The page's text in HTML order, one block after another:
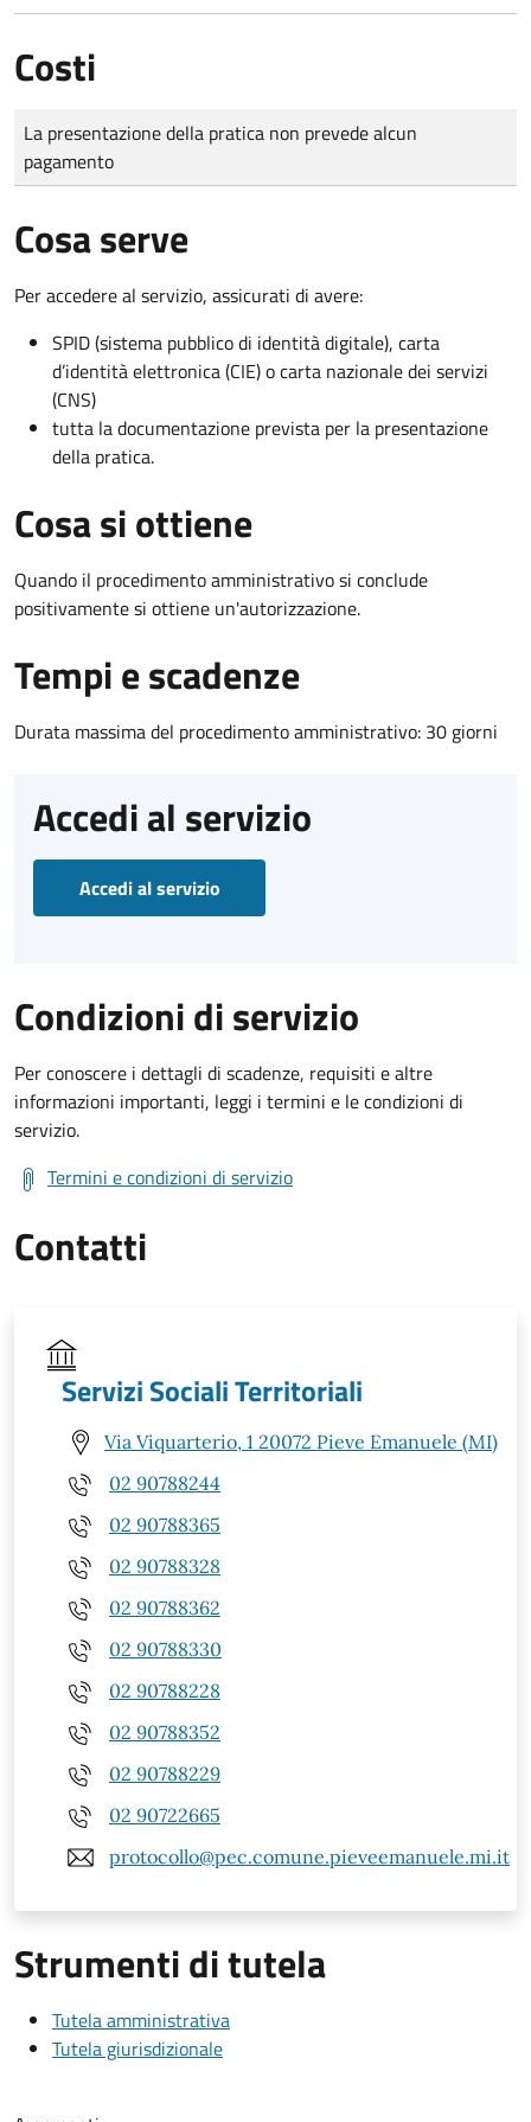
Costi
Tipo di pagamento
Importo
La presentazione della pratica non prevede alcun
pagamento
Cosa serve
Per accedere al servizio, assicurati di avere:
SPID (sistema pubblico di identità digitale), carta
d’identità elettronica (CIE) o carta nazionale dei servizi
(CNS)
tutta la documentazione prevista per la presentazione
della pratica.
Cosa si ottiene
Quando il procedimento amministrativo si conclude
positivamente si ottiene un'autorizzazione.
Tempi e scadenze
Durata massima del procedimento amministrativo: 30 giorni
Accedi al servizio
Accedi al servizio
Condizioni di servizio
Per conoscere i dettagli di scadenze, requisiti e altre
informazioni importanti, leggi i termini e le condizioni di
servizio.
Termini e condizioni di servizio
Contatti
Servizi Sociali Territoriali
Via Viquarterio, 1 20072 Pieve Emanuele (MI)
02 90788244
02 90788365
02 90788328
02 90788362
02 90788330
02 90788228
02 90788352
02 90788229
02 90722665
protocollo@pec.comune.pieveemanuele.mi.it
Strumenti di tutela
Tutela amministrativa
Tutela giurisdizionale